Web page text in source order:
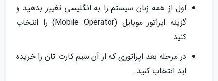
اول از همه زبان سیستم را به انگلیسی تغییر بدهید و
گزینه اپراتور موبایل (Mobile Operator) را انتخاب
کنید.
در مرحله بعد اپراتوری که از آن سیم کارت تان را خریده
اید انتخاب کنید.